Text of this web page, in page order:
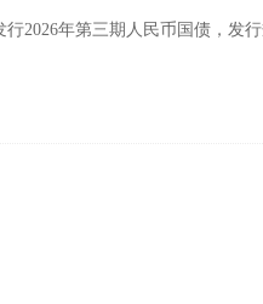
2026年第三期人民币国债，发